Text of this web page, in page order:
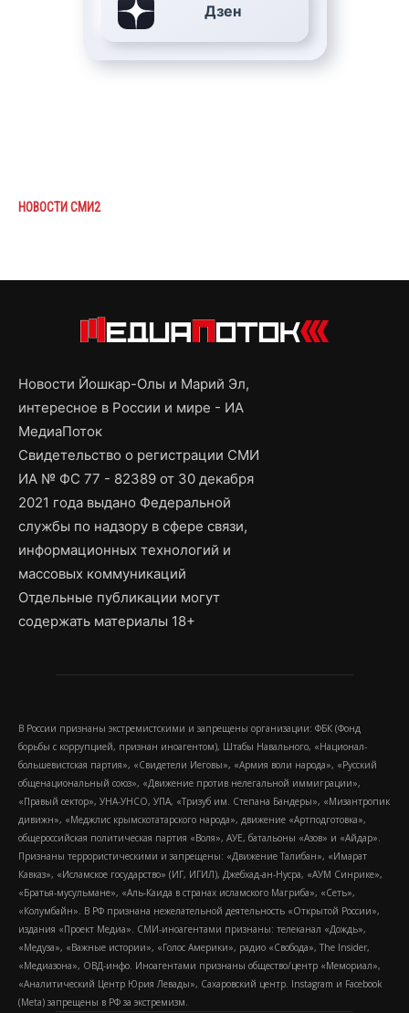
Дзен
НОВОСТИ СМИ2
Новости Йошкар-Олы и Марий Эл,
интересное в России и мире - ИА
МедиаПоток
Свидетельство о регистрации СМИ
ИА № ФС 77 - 82389 от 30 декабря
2021 года выдано Федеральной
службы по надзору в сфере связи,
информационных технологий и
массовых коммуникаций
Отдельные публикации могут
содержать материалы 18+
В России признаны экстремистскими и запрещены организации: ФБК (Фонд
борьбы с коррупцией, признан иноагентом), Штабы Навального, «Национал-
большевистская партия», «Свидетели Иеговы», «Армия воли народа», «Русский
общенациональный союз», «Движение против нелегальной иммиграции»,
«Правый сектор», УНА-УНСО, УПА, «Тризуб им. Степана Бандеры», «Мизантропик
дивижн», «Меджлис крымскотатарского народа», движение «Артподготовка»,
общероссийская политическая партия «Воля», АУЕ, батальоны «Азов» и «Айдар».
Признаны террористическими и запрещены: «Движение Талибан», «Имарат
Кавказ», «Исламское государство» (ИГ, ИГИЛ), Джебхад-ан-Нусра, «АУМ Синрике»,
«Братья-мусульмане», «Аль-Каида в странах исламского Магриба», «Сеть»,
«Колумбайн». В РФ признана нежелательной деятельность «Открытой России»,
издания «Проект Медиа». СМИ-иноагентами признаны: телеканал «Дождь»,
«Медуза», «Важные истории», «Голос Америки», радио «Свобода», The Insider,
«Медиазона», ОВД-инфо. Иноагентами признаны общество/центр «Мемориал»,
«Аналитический Центр Юрия Левады», Сахаровский центр. Instagram и Facebook
(Metа) запрещены в РФ за экстремизм.